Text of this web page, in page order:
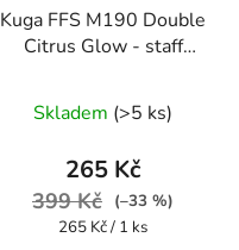
Kuga FFS M190 Double
Citrus Glow - staff
Skladem (>5 ks)
265 Kč
399 Kč
(–33 %)
Měrná
265 Kč / 1 ks